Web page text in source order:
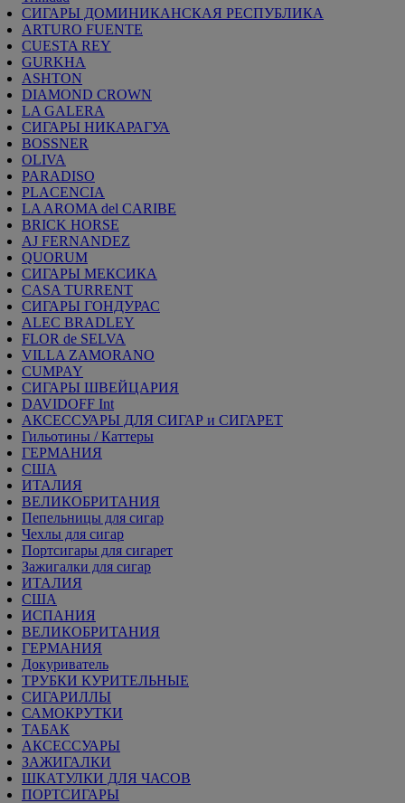
СИГАРЫ ДОМИНИКАНСКАЯ РЕСПУБЛИКА
ARTURO FUENTE
CUESTA REY
GURKHA
ASHTON
DIAMOND CROWN
LA GALERA
СИГАРЫ НИКАРАГУА
BOSSNER
OLIVA
PARADISO
PLACENCIA
LA AROMA del CARIBE
BRICK HORSE
AJ FERNANDEZ
QUORUM
СИГАРЫ МЕКСИКА
CASA TURRENT
СИГАРЫ ГОНДУРАС
ALEC BRADLEY
FLOR de SELVA
VILLA ZAMORANO
CUMPAY
СИГАРЫ ШВЕЙЦАРИЯ
DAVIDOFF Int
АКСЕССУАРЫ ДЛЯ СИГАР и СИГАРЕТ
Гильотины / Каттеры
ГЕРМАНИЯ
США
ИТАЛИЯ
ВЕЛИКОБРИТАНИЯ
Пепельницы для сигар
Чехлы для сигар
Портсигары для сигарет
Зажигалки для сигар
ИТАЛИЯ
США
ИСПАНИЯ
ВЕЛИКОБРИТАНИЯ
ГЕРМАНИЯ
Докуриватель
ТРУБКИ КУРИТЕЛЬНЫЕ
СИГАРИЛЛЫ
САМОКРУТКИ
ТАБАК
АКСЕССУАРЫ
ЗАЖИГАЛКИ
ШКАТУЛКИ ДЛЯ ЧАСОВ
ПОРТСИГАРЫ